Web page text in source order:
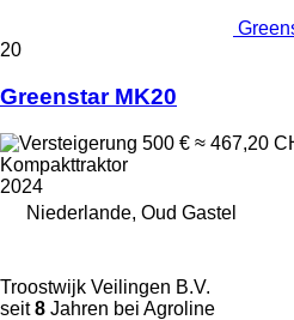
20
Greenstar MK20
500 € ≈ 467,20
Kompakttraktor
2024
Niederlande, Oud Gastel
Troostwijk Veilingen B.V.
seit8 Jahren bei Agroline